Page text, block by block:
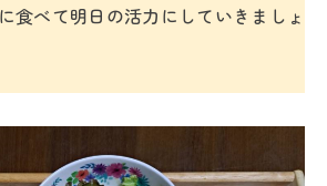
食べて明日の活力にしていきましょ